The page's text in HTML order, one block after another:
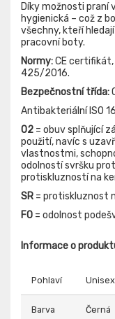
Díky možnosti praní
hygienická – což z
všechny, kteří
pracovní boty.
Normy:CE
425/2016.
Bezpečnostní třída:
Antibakteriální ISO
O2 = obuv splňující
použití, navíc s
vlastnostmi,
odolností svršku
protiskluzností na
SR = protiskluznost
FO = odolnost
Informace o
Pohlaví Unisex
Barva Černá